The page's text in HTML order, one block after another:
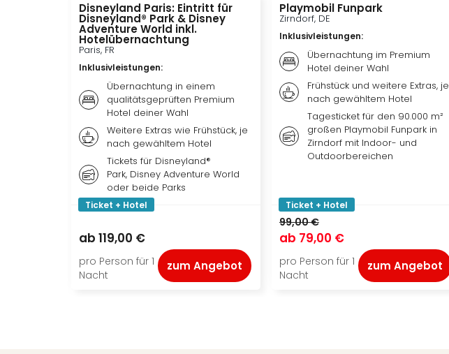
Disneyland Paris: Eintritt für
Disneyland® Park & Disney
Adventure World inkl.
Hotelübernachtung
Paris, FR
Inklusivleistungen:
Übernachtung in einem
qualitätsgeprüften Premium
Hotel deiner Wahl
Weitere Extras wie Frühstück, je
nach gewähltem Hotel
Tickets für Disneyland®
Park, Disney Adventure World
oder beide Parks
Ticket + Hotel
ab 119,00 €
pro Person für 1
Nacht
zum Angebot
Playmobil Funpark
Zirndorf, DE
Inklusivleistungen:
Übernachtung im Premium
Hotel deiner Wahl
Frühstück und weitere Extras, je
nach gewähltem Hotel
Tagesticket für den 90.000 m²
großen Playmobil Funpark in
Zirndorf mit Indoor- und
Outdoorbereichen
Ticket + Hotel
99,00 €
ab 79,00 €
pro Person für 1
Nacht
zum Angebot